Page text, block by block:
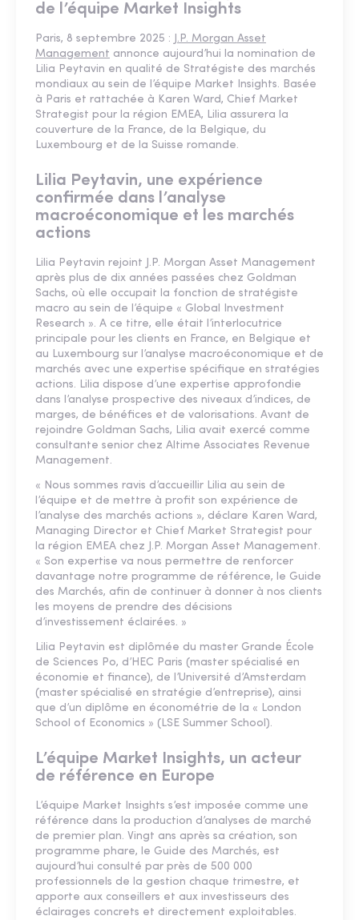
de l’équipe Market Insights
Paris, 8 septembre 2025 :
J.P. Morgan Asset
Management annonce aujourd’hui la nomination de
Lilia Peytavin en qualité de Stratégiste des marchés
mondiaux au sein de l’équipe Market Insights. Basée
à Paris et rattachée à Karen Ward, Chief Market
Strategist pour la région EMEA, Lilia assurera la
couverture de la France, de la Belgique, du
Luxembourg et de la Suisse romande.
Lilia Peytavin, une expérience
confirmée dans l’analyse
macroéconomique et les marchés
actions
Lilia Peytavin rejoint J.P. Morgan Asset Management
après plus de dix années passées chez Goldman
Sachs, où elle occupait la fonction de stratégiste
macro au sein de l’équipe « Global Investment
Research ». A ce titre, elle était l’interlocutrice
principale pour les clients en France, en Belgique et
au Luxembourg sur l’analyse macroéconomique et de
marchés avec une expertise spécifique en stratégies
actions. Lilia dispose d’une expertise approfondie
dans l’analyse prospective des niveaux d’indices, de
marges, de bénéfices et de valorisations. Avant de
rejoindre Goldman Sachs, Lilia avait exercé comme
consultante senior chez Altime Associates Revenue
Management.
« Nous sommes ravis d’accueillir Lilia au sein de
l’équipe et de mettre à profit son expérience de
l’analyse des marchés actions », déclare Karen Ward,
Managing Director et Chief Market Strategist pour
la région EMEA chez J.P. Morgan Asset Management.
« Son expertise va nous permettre de renforcer
davantage notre programme de référence, le Guide
des Marchés, afin de continuer à donner à nos clients
les moyens de prendre des décisions
d’investissement éclairées. »
Lilia Peytavin est diplômée du master Grande École
de Sciences Po, d’HEC Paris (master spécialisé en
économie et finance), de l’Université d’Amsterdam
(master spécialisé en stratégie d’entreprise), ainsi
que d’un diplôme en économétrie de la « London
School of Economics » (LSE Summer School).
L’équipe Market Insights, un acteur
de référence en Europe
L’équipe Market Insights s’est imposée comme une
référence dans la production d’analyses de marché
de premier plan. Vingt ans après sa création, son
programme phare, le Guide des Marchés, est
aujourd’hui consulté par près de 500 000
professionnels de la gestion chaque trimestre, et
apporte aux conseillers et aux investisseurs des
éclairages concrets et directement exploitables.